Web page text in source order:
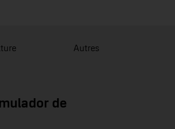
Autres
de